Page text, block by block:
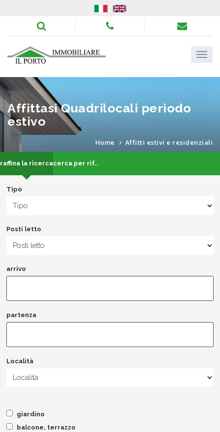
Affittasi Quadrilocali periodo
estivo
Home Affitti estivi e residenziali
raffina la ricercacerca per rif..
Tipo
Posti letto
arrivo
partenza
Località
giardino
balcone, terrazzo